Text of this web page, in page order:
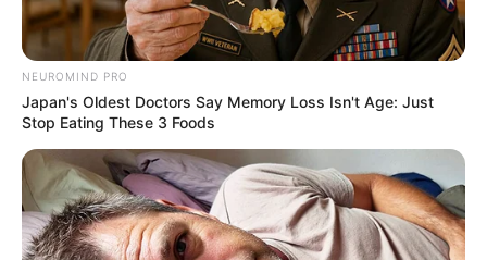
ΤΑΥΤΟΤΗΤΑ ΚΑΙ ΕΠΙΚΟΙΝΩΝΙΑ ΟΡΟΙ ΧΡΗΣΗΣ
© 2025 EVIANEWS του Γιώργου Κουτσελίνη
NEUROMIND PRO
Japan's Oldest Doctors Say Memory Loss Isn't Age: Just
Stop Eating These 3 Foods